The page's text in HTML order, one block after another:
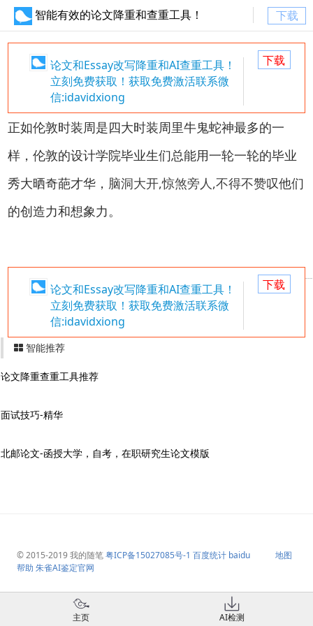
智能有效的论文降重和查重工具！ 下载
论文和Essay改写降重和AI查重工具！
立刻免费获取！获取免费激活联系微
信:idavidxiong
下载
正如伦敦时装周是四大时装周里牛鬼蛇神最多的一
样，伦敦的设计学院毕业生们总能用一轮一轮的毕业
秀大晒奇葩才华， 脑洞大开,惊煞旁人,不得不赞叹他们
的创造力和想象力。
论文和Essay改写降重和AI查重工具！
立刻免费获取！获取免费激活联系微
信:idavidxiong
下载
智能推荐
论文降重查重工具推荐
面试技巧-精华
北邮论文-函授大学，自考，在职研究生论文模版
主页 AI检测
地图
© 2015-2019我的随笔粤ICP备15027085号-1 百度统计 baidu
帮助 朱雀AI鉴定官网